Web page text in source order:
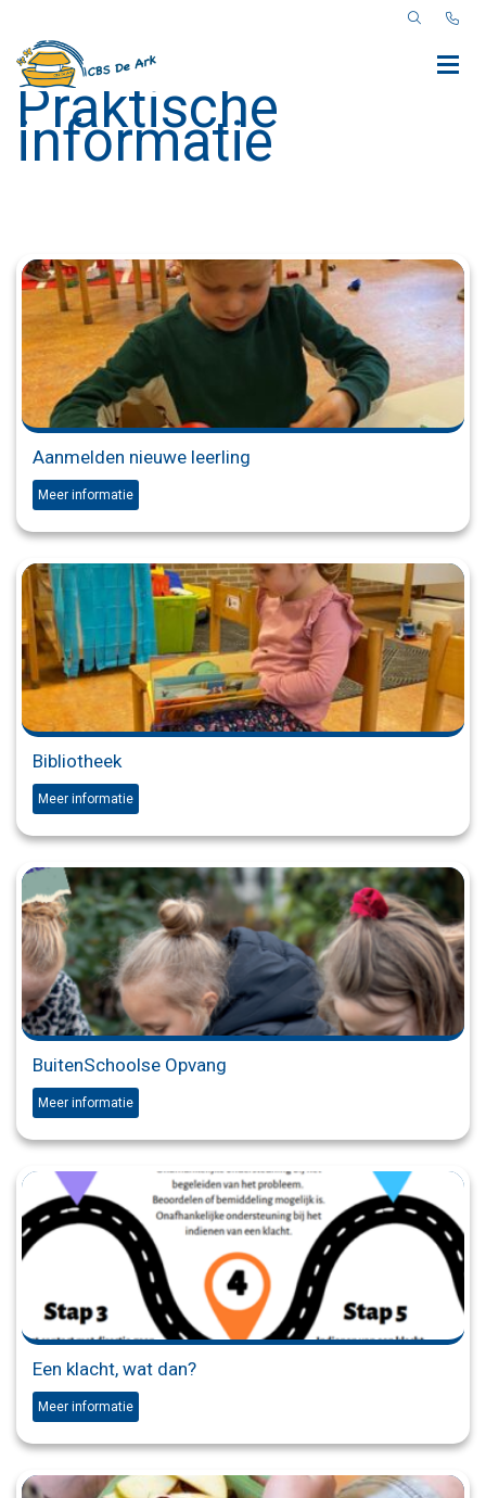
Praktische
informatie
Aanmelden nieuwe leerling
Meer informatie
Bibliotheek
Meer informatie
BuitenSchoolse Opvang
Meer informatie
Een klacht, wat dan?
Meer informatie